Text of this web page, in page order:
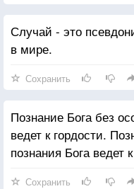
Случай - это
в мире.
Сохранить
Познание Бога без
ведет к гордости.
познания Бога ведет
Сохранить